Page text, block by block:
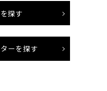
探す
ーを探す